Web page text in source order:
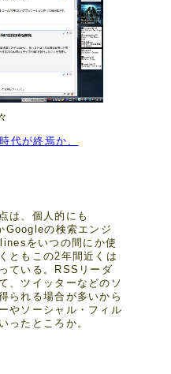
代が終焉か、
は、個人的にも
Googleの検索エンジ
をいつの間にか使
ともこの2年間近くは
ている。RSSリーダ
、ツイッターなどのソ
られる場合が多いから
やソーシャル・フィル
ったところか。